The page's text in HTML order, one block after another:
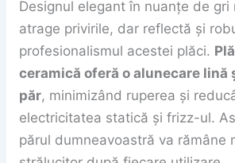
Designul elegant în nuanțe de gri
atrage privirile, dar reflectă și
profesionalismul acestei plăci.
ceramică oferă o alunecare lină
păr, minimizând ruperea și
electricitatea statică și frizz-ul.
părul dumneavoastră va rămâne